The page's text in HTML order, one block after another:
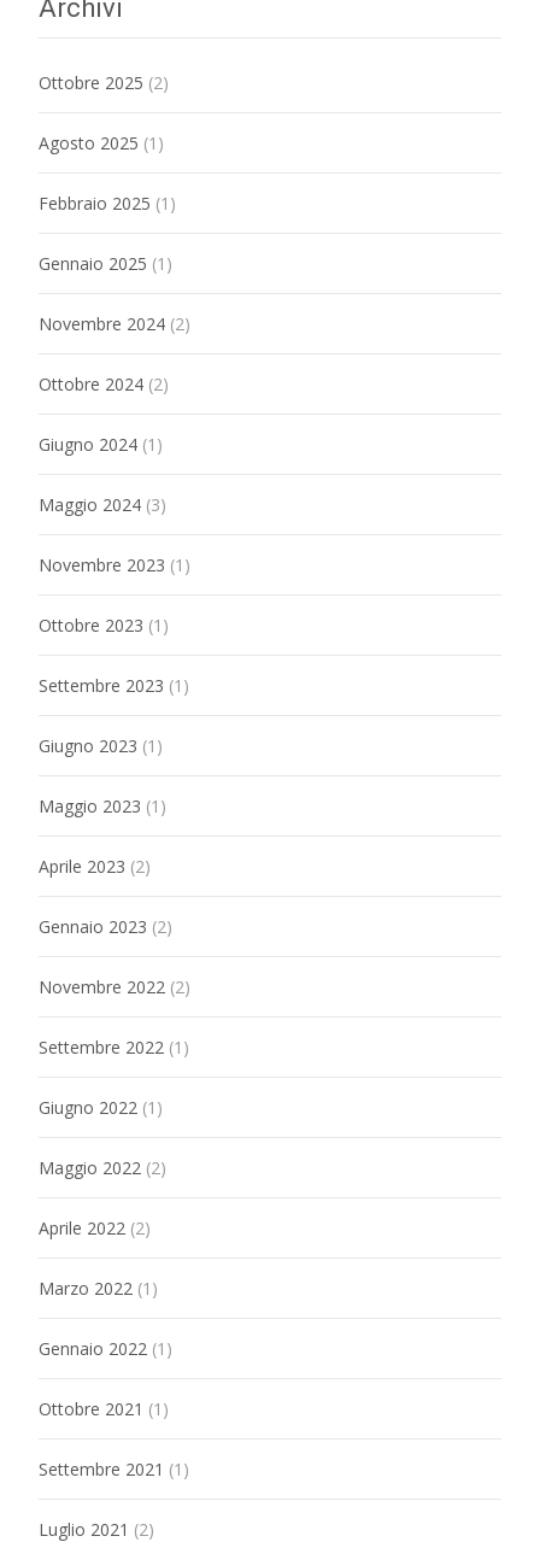
Archivi
Ottobre 2025 (2)
Agosto 2025 (1)
Febbraio 2025 (1)
Gennaio 2025 (1)
Novembre 2024 (2)
Ottobre 2024 (2)
Giugno 2024 (1)
Maggio 2024 (3)
Novembre 2023 (1)
Ottobre 2023 (1)
Settembre 2023 (1)
Giugno 2023 (1)
Maggio 2023 (1)
Aprile 2023 (2)
Gennaio 2023 (2)
Novembre 2022 (2)
Settembre 2022 (1)
Giugno 2022 (1)
Maggio 2022 (2)
Aprile 2022 (2)
Marzo 2022 (1)
Gennaio 2022 (1)
Ottobre 2021 (1)
Settembre 2021 (1)
Luglio 2021 (2)